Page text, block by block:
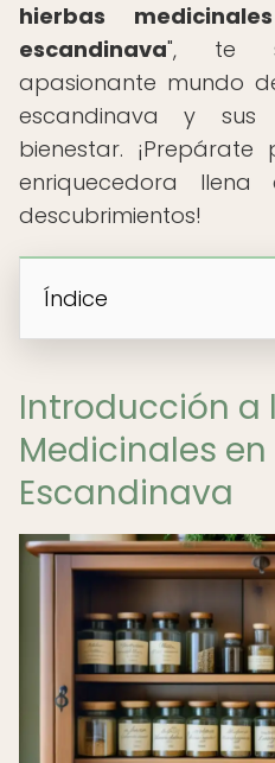
hierbas
escandinava", te
apasionante mundo
escandinava y
bienestar.
enriquecedora
descubrimientos!
Índice
Introducción a
Medicinales
Escandinava